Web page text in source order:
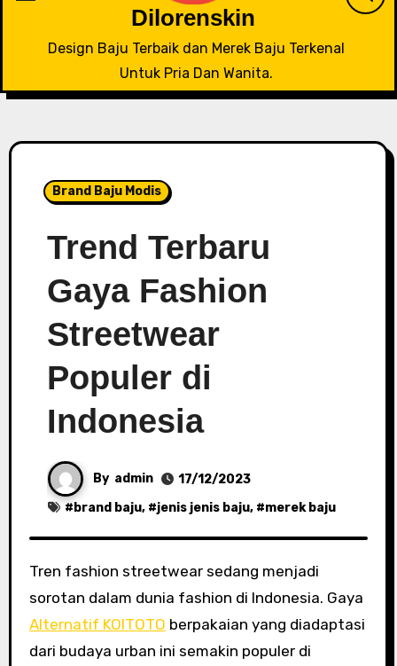
Dilorenskin
Design Baju Terbaik dan Merek Baju Terkenal
Untuk Pria Dan Wanita.
Brand Baju Modis
Trend Terbaru
Gaya Fashion
Streetwear
Populer di
Indonesia
By admin
17/12/2023
# brand baju, #jenis jenis baju, #merek baju
Tren fashion streetwear sedang menjadi
sorotan dalam dunia fashion di Indonesia. Gaya
Alternatif KOITOTO berpakaian yang diadaptasi
dari budaya urban ini semakin populer di